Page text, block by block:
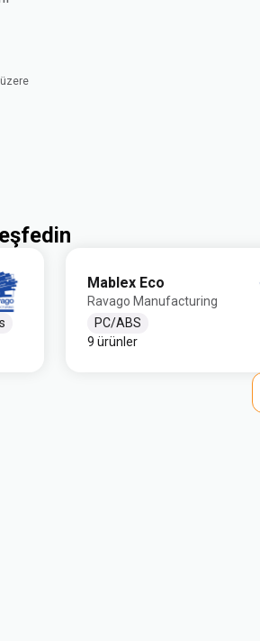
Mablex Eco
Ravago Manufacturing
PC/ABS
9 ürünler